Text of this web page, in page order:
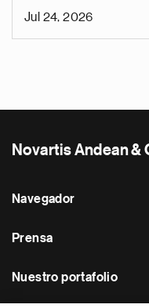
Jul 24, 2026
Novartis Andean &
Navegador
Prensa
Nuestro portafolio